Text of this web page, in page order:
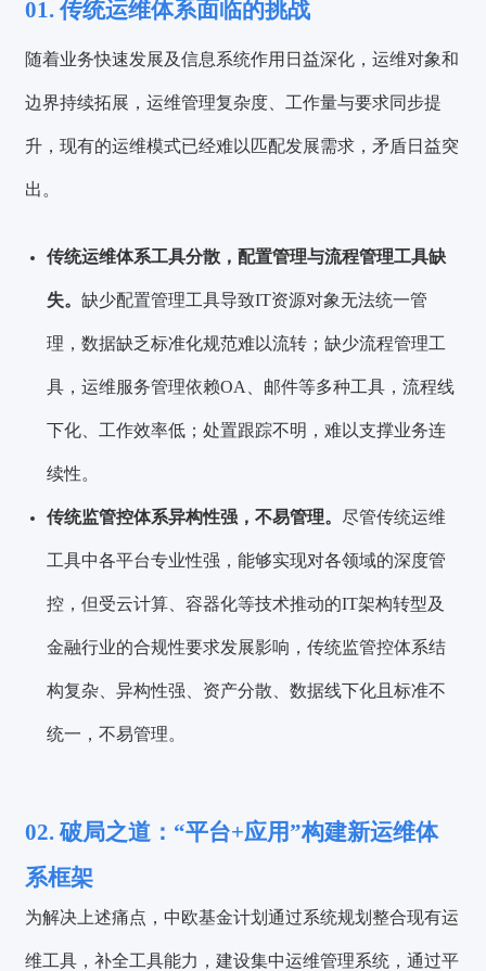
01.传统运维体系面临的挑战
随着业务快速发展及信息系统作用日益深化，运维对象和
边界持续拓展，运维管理复杂度、工作量与要求同步提
升，现有的运维模式已经难以匹配发展需求，矛盾日益突
出。
传统运维体系工具分散，配置管理与流程管理工具缺
失。缺少配置管理工具导致IT资源对象无法统一管
理，数据缺乏标准化规范难以流转；缺少流程管理工
具，运维服务管理依赖OA、邮件等多种工具，流程线
下化、工作效率低；处置跟踪不明，难以支撑业务连
续性。
传统监管控体系异构性强，不易管理。尽管传统运维
工具中各平台专业性强，能够实现对各领域的深度管
控，但受云计算、容器化等技术推动的IT架构转型及
金融行业的合规性要求发展影响，传统监管控体系结
构复杂、异构性强、资产分散、数据线下化且标准不
统一，不易管理。
02.破局之道：“平台+应用”构建新运维体
系框架
为解决上述痛点，中欧基金计划通过系统规划整合现有运
维工具，补全工具能力，建设集中运维管理系统，通过平